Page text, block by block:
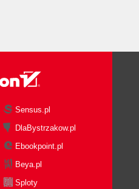
a bezpieczeństwo
- czy wiemy,
252
mózgu 268
Sensus.pl
DlaBystrzakow.pl
Ebookpoint.pl
Beya.pl
Sploty